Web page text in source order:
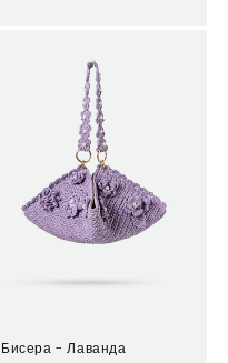
Бисера - Лаванда